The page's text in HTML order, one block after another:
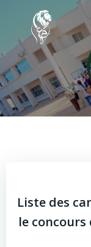
Liste des
le